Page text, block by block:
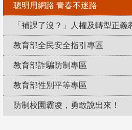
聰明用網路 青春不迷路
「補課了沒？」人權及轉型正義
教育部全民安全指引專區
教育部詐騙防制專區
教育部性別平等專區
防制校園霸凌，勇敢說出來！